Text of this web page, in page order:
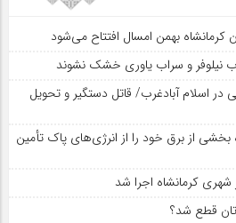
کرمانشاه بهمن امسال افتتاح می‌شود
نیلوفر و سراب یاوری خشک نشوند
در اسلام آبادغرب/ قاتل دستگیر و تحویل
از برق خود را از انرژی‌های پاک تأمین
قطع شد؟